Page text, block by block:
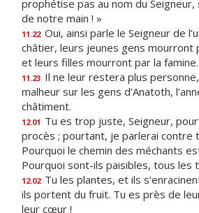
prophétise pas au nom du
de notre main ! »
11.22 Oui, ainsi parle le Seigneur de
châtier, leurs jeunes gens mourront
et leurs filles mourront par la famine.
11.23 Il ne leur restera plus
malheur sur les gens d’Anatoth,
châtiment.
12.01 Tu es trop juste, Seigneur,
procès ; pourtant, je parlerai contre
Pourquoi le chemin des méchants
Pourquoi sont-ils paisibles, tous les
12.02 Tu les plantes, et ils
ils portent du fruit. Tu es près de
leur cœur !